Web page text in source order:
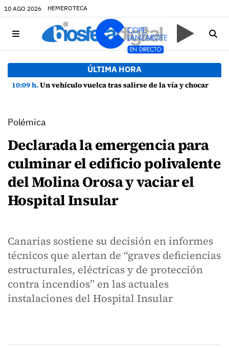
10 AGO 2026 HEMEROTECA
ÚLTIMA HORA
10:09 h.Un vehículo vuelca tras salirse de la vía y chocar contra una farola en Uga
Polémica
Declarada la emergencia para
culminar el edificio polivalente
del Molina Orosa y vaciar el
Hospital Insular
Canarias sostiene su decisión en informes
técnicos que alertan de “graves deficiencias
estructurales, eléctricas y de protección
contra incendios” en las actuales
instalaciones del Hospital Insular